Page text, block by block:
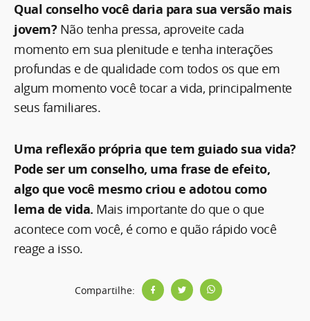
Qual conselho você daria para sua versão mais
jovem? Não tenha pressa, aproveite cada
momento em sua plenitude e tenha interações
profundas e de qualidade com todos os que em
algum momento você tocar a vida, principalmente
seus familiares.
Uma reflexão própria que tem guiado sua vida?
Pode ser um conselho, uma frase de efeito,
algo que você mesmo criou e adotou como
lema de vida. Mais importante do que o que
acontece com você, é como e quão rápido você
reage a isso.
Compartilhe: